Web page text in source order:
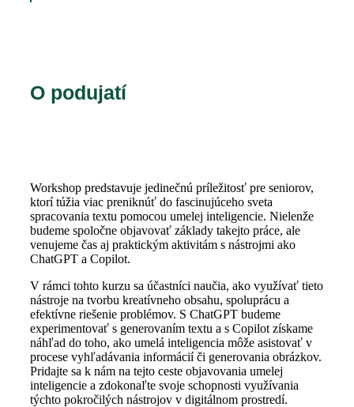
O podujatí
Workshop predstavuje jedinečnú príležitosť pre seniorov,
ktorí túžia viac preniknúť do fascinujúceho sveta
spracovania textu pomocou umelej inteligencie. Nielenže
budeme spoločne objavovať základy takejto práce, ale
venujeme čas aj praktickým aktivitám s nástrojmi ako
ChatGPT a Copilot.
V rámci tohto kurzu sa účastníci naučia, ako využívať tieto
nástroje na tvorbu kreatívneho obsahu, spoluprácu a
efektívne riešenie problémov. S ChatGPT budeme
experimentovať s generovaním textu a s Copilot získame
náhľad do toho, ako umelá inteligencia môže asistovať v
procese vyhľadávania informácií či generovania obrázkov.
Pridajte sa k nám na tejto ceste objavovania umelej
inteligencie a zdokonaľte svoje schopnosti využívania
týchto pokročilých nástrojov v digitálnom prostredí.